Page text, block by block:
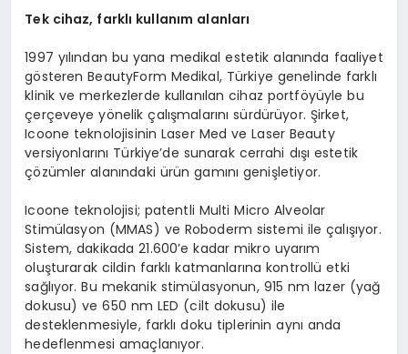
Tek cihaz, farklı kullanım alanları
1997 yılından bu yana medikal estetik alanında faaliyet
gösteren BeautyForm Medikal, Türkiye genelinde farklı
klinik ve merkezlerde kullanılan cihaz portföyüyle bu
çerçeveye yönelik çalışmalarını sürdürüyor. Şirket,
Icoone teknolojisinin Laser Med ve Laser Beauty
versiyonlarını Türkiye’de sunarak cerrahi dışı estetik
çözümler alanındaki ürün gamını genişletiyor.
Icoone teknolojisi; patentli Multi Micro Alveolar
Stimülasyon (MMAS) ve Roboderm sistemi ile çalışıyor.
Sistem, dakikada 21.600’e kadar mikro uyarım
oluşturarak cildin farklı katmanlarına kontrollü etki
sağlıyor. Bu mekanik stimülasyonun, 915 nm lazer (yağ
dokusu) ve 650 nm LED (cilt dokusu) ile
desteklenmesiyle, farklı doku tiplerinin aynı anda
hedeflenmesi amaçlanıyor.